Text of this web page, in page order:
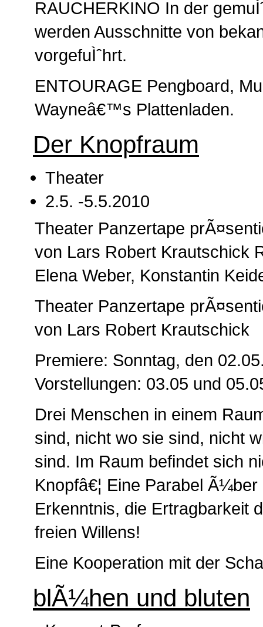
RAUCHERKINO In der
werden Ausschnitte von
vorgefuÌˆhrt.
ENTOURAGE Pengboard,
Wayneâ€™s Plattenladen.
Der Knopfraum
Theater
2.5. -5.5.2010
Theater Panzertape
von Lars Robert Krautschick
Elena Weber, Konstantin
Theater Panzertape
von Lars Robert Krautschick
Premiere: Sonntag, den
Vorstellungen: 03.05 und
Drei Menschen in einem
sind, nicht wo sie sind, nicht
sind. Im Raum befindet sich
Knopfâ€¦ Eine Parabel
Erkenntnis, die Ertragbarkeit
freien Willens!
Eine Kooperation mit der
blÃ¼hen und bluten